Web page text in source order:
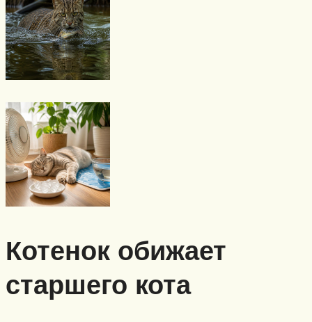
Котенок обижает
старшего кота